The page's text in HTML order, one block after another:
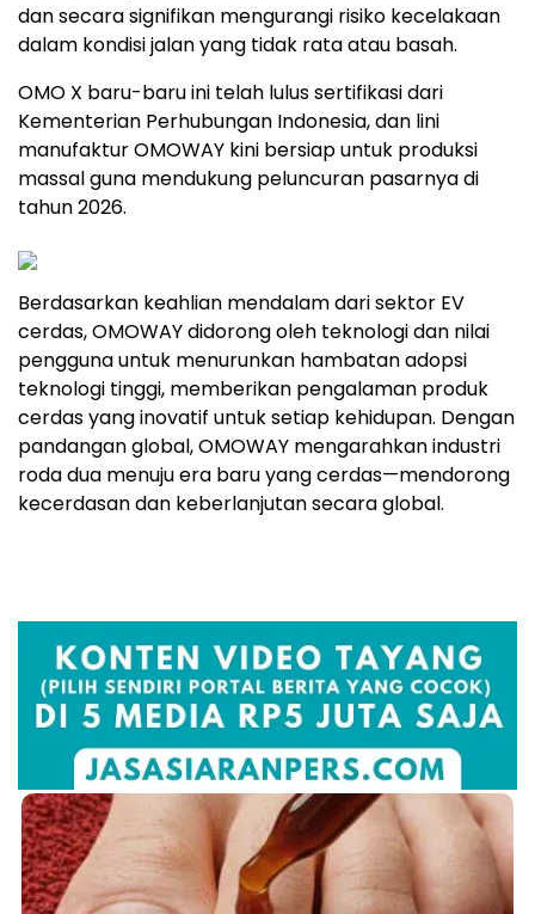
dan secara signifikan mengurangi risiko kecelakaan
dalam kondisi jalan yang tidak rata atau basah.
OMO X baru-baru ini telah lulus sertifikasi dari
Kementerian Perhubungan Indonesia, dan lini
manufaktur OMOWAY kini bersiap untuk produksi
massal guna mendukung peluncuran pasarnya di
tahun2026.
Berdasarkan keahlian mendalam dari sektor EV
cerdas, OMOWAY didorong oleh teknologi dan nilai
pengguna untuk menurunkan hambatan adopsi
teknologi tinggi, memberikan pengalaman produk
cerdas yang inovatif untuk setiap kehidupan. Dengan
pandangan global, OMOWAY mengarahkan industri
roda dua menuju era baru yang cerdas—mendorong
kecerdasan dan keberlanjutan secara global.